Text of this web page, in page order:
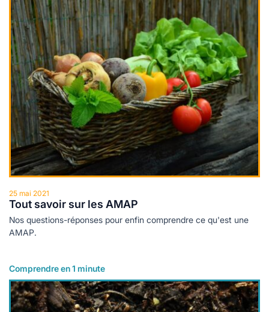
25 mai 2021
Tout savoir sur les AMAP
Nos questions-réponses pour enfin comprendre ce qu'est une
AMAP.
Comprendre en 1 minute
Lire plus